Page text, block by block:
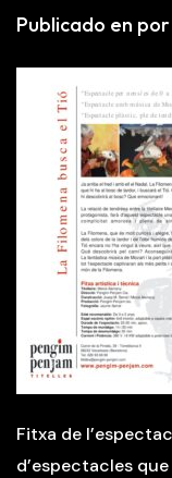
Publicado en por
Fitxa de
d’espectacles